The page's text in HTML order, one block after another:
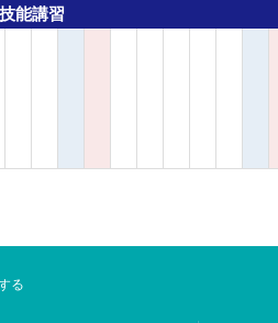
技能講習
る